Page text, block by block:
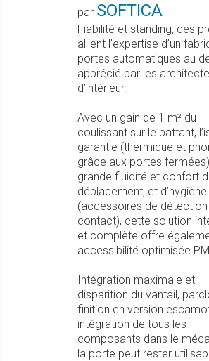
par SOFTICA
Fiabilité et standing, ces
allient l’expertise d’un
portes automatiques au
apprécié par les
d’intérieur.
Avec un gain de 1 m² du
coulissant sur le battant,
garantie (thermique et
grâce aux portes
grande fluidité et confort
déplacement, et d’hygiène
(accessoires de détection
contact), cette solution
et complète offre
accessibilité optimisée
Intégration maximale et
disparition du vantail,
finition en version
intégration de tous les
composants dans le
la porte peut rester